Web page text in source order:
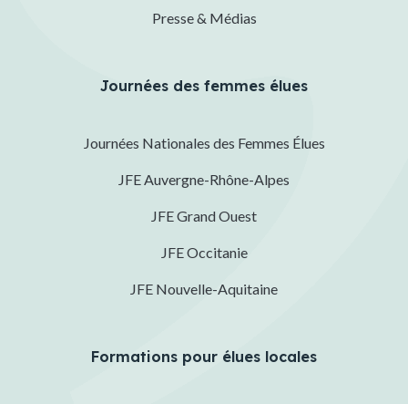
Presse & Médias
Journées des femmes élues
Journées Nationales des Femmes Élues
JFE Auvergne-Rhône-Alpes
JFE Grand Ouest
JFE Occitanie
JFE Nouvelle-Aquitaine
Formations pour élues locales